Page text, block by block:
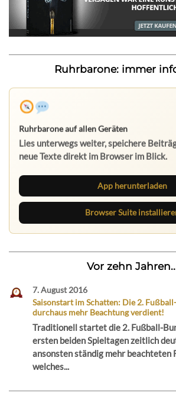
Ruhrbarone: immer
App herunterladen
Browser Suite
Vor zehn
7. August 2016
Saisonstart im Schatten: Die 2.
durchaus mehr Beachtung verdient!
Traditionell startet die 2. Fußball-
ersten beiden Spieltagen zeitlich
ansonsten ständig mehr beachteten
welches...